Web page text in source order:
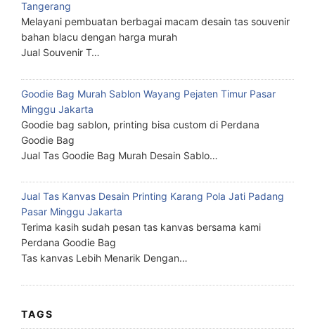
Tangerang
Melayani pembuatan berbagai macam desain tas souvenir
bahan blacu dengan harga murah
Jual Souvenir T…
Goodie Bag Murah Sablon Wayang Pejaten Timur Pasar
Minggu Jakarta
Goodie bag sablon, printing bisa custom di Perdana
Goodie Bag
Jual Tas Goodie Bag Murah Desain Sablo…
Jual Tas Kanvas Desain Printing Karang Pola Jati Padang
Pasar Minggu Jakarta
Terima kasih sudah pesan tas kanvas bersama kami
Perdana Goodie Bag
Tas kanvas Lebih Menarik Dengan…
TAGS